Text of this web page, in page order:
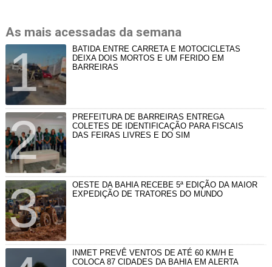
As mais acessadas da semana
BATIDA ENTRE CARRETA E MOTOCICLETAS
DEIXA DOIS MORTOS E UM FERIDO EM
BARREIRAS
PREFEITURA DE BARREIRAS ENTREGA
COLETES DE IDENTIFICAÇÃO PARA FISCAIS
DAS FEIRAS LIVRES E DO SIM
OESTE DA BAHIA RECEBE 5ª EDIÇÃO DA MAIOR
EXPEDIÇÃO DE TRATORES DO MUNDO
INMET PREVÊ VENTOS DE ATÉ 60 KM/H E
COLOCA 87 CIDADES DA BAHIA EM ALERTA